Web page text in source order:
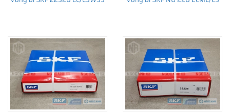
THÔNG TIN HỮU ÍCH
•Vòng bi SKF chính hãng, Những lưu ý cơ bản trước khi mua hàng
•Xuất xứ vòng bi SKF chính hãng ở đâu?
• Chất lượng vòng bi SKF chính hãng